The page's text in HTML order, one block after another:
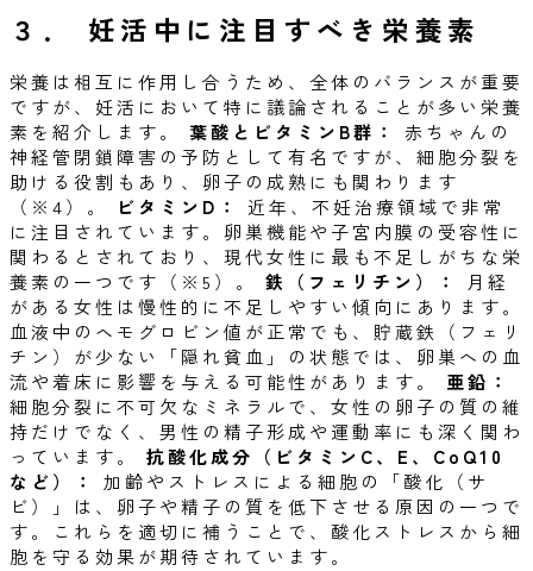
３． 妊活中に注目すべき栄養素
栄養は相互に作用し合うため、全体のバランスが重要
ですが、妊活において特に議論されることが多い栄養
素を紹介します。 葉酸とビタミンB群：
赤ちゃんの
神経管閉鎖障害の予防として有名ですが、細胞分裂を
助ける役割もあり、卵子の成熟にも関わります
（※4）。
ビタミンD：
近年、不妊治療領域で非常
に注目されています。卵巣機能や子宮内膜の受容性に
関わるとされており、現代女性に最も不足しがちな栄
養素の一つです（※5）。 鉄（フェリチン）：
月経
がある女性は慢性的に不足しやすい傾向にあります。
血液中のヘモグロビン値が正常でも、貯蔵鉄（フェリ
チン）が少ない「隠れ貧血」の状態では、卵巣への血
流や着床に影響を与える可能性があります。 亜鉛：
細胞分裂に不可欠なミネラルで、女性の卵子の質の維
持だけでなく、男性の精子形成や運動率にも深く関わ
っています。 抗酸化成分（ビタミンC、E、CoQ10
など）：
加齢やストレスによる細胞の「酸化（サ
ビ）」は、卵子や精子の質を低下させる原因の一つで
す。これらを適切に補うことで、酸化ストレスから細
胞を守る効果が期待されています。